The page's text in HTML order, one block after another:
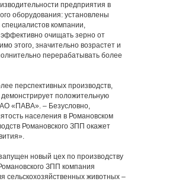
предприятия в
оборудования: установлены
компании,
очищать зерно от
этого, значительно возрастет и
перерабатывать более
перспективных производств,
положительную
«ПАВА». – Безусловно,
населения в Романовском
Романовского ЗПП окажет
новый цех по производству
ЗПП компания
сельскохозяйственных животных –